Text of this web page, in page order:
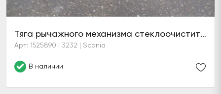
Тяга рычажного механизма стеклоочистителя
Арт: 1525890 | 3232 | Scania
В наличии